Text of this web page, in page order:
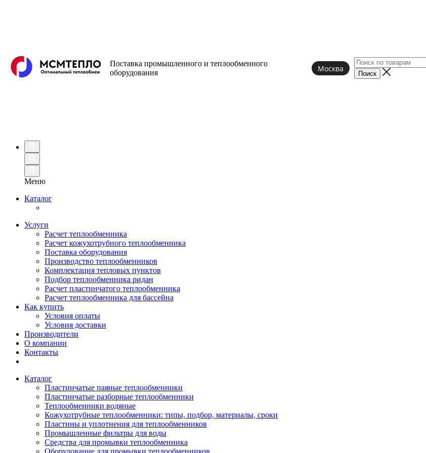
Поставка промышленного и теплообменного
оборудования
Москва
Меню
Каталог
Услуги
Расчет теплообменника
Расчет кожухотрубного теплообменника
Поставка оборудования
Производство теплообменников
Комплектация тепловых пунктов
Подбор теплообменника ридан
Расчет пластинчатого теплообменника
Расчет теплообменника для бассейна
Как купить
Условия оплаты
Условия доставки
Производители
О компании
Контакты
Каталог
Пластинчатые паяные теплообменники
Пластинчатые разборные теплообменники
Теплообменники водяные
Кожухотрубные теплообменники: типы, подбор, материалы, сроки
Пластины и уплотнения для теплообменников
Промышленные фильтры для воды
Средства для промывки теплообменника
Оборудование для промывки теплообменников